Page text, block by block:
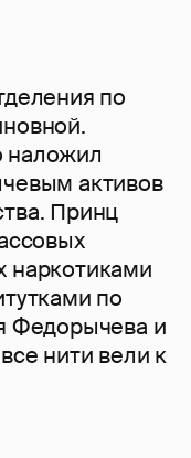
по
наложил
активов
Принц
наркотиками
по
Федорычева и
нити вели к